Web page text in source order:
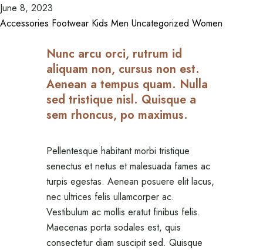
June 8, 2023
Accessories Footwear Kids Men Uncategorized Women
Nunc arcu orci, rutrum id
aliquam non, cursus non est.
Aenean a tempus quam. Nulla
sed tristique nisl. Quisque a
sem rhoncus, po maximus.
Pellentesque habitant morbi tristique
senectus et netus et malesuada fames ac
turpis egestas. Aenean posuere elit lacus,
nec ultrices felis ullamcorper ac.
Vestibulum ac mollis eratut finibus felis.
Maecenas porta sodales est, quis
consectetur diam suscipit sed. Quisque